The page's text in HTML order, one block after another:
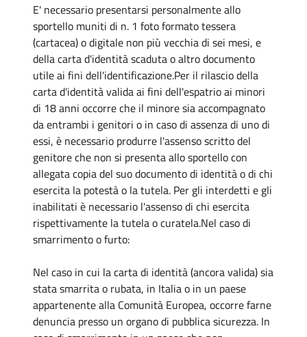
E' necessario presentarsi personalmente allo
sportello muniti di n. 1 foto formato tessera
(cartacea) o digitale non più vecchia di sei mesi, e
della carta d'identità scaduta o altro documento
utile ai fini dell'identificazione.Per il rilascio della
carta d'identità valida ai fini dell'espatrio ai minori
di 18 anni occorre che il minore sia accompagnato
da entrambi i genitori o in caso di assenza di uno di
essi, è necessario produrre l'assenso scritto del
genitore che non si presenta allo sportello con
allegata copia del suo documento di identità o di chi
esercita la potestà o la tutela. Per gli interdetti e gli
inabilitati è necessario l'assenso di chi esercita
rispettivamente la tutela o curatela.Nel caso di
smarrimento o furto:
Nel caso in cui la carta di identità (ancora valida) sia
stata smarrita o rubata, in Italia o in un paese
appartenente alla Comunità Europea, occorre farne
denuncia presso un organo di pubblica sicurezza. In